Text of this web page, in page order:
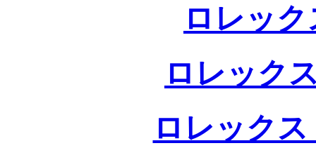
ロレッ
ロレック
ロレック